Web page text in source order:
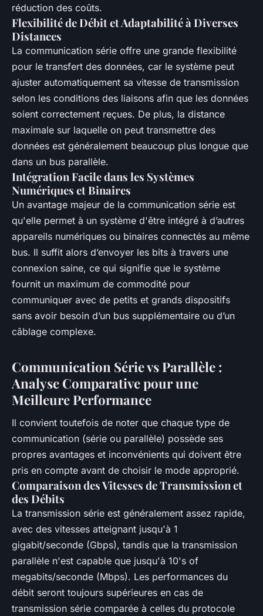
réduction des coûts.
Flexibilité de Débit et Adaptabilité à Diverses
Distances
La communication série offre une grande flexibilité
pour le transfert des données, car le système peut
ajuster automatiquement sa vitesse de transmission
selon les conditions des liaisons afin que les données
soient correctement reçues. De plus, la distance
maximale sur laquelle on peut transmettre des
données est généralement beaucoup plus longue que
dans un bus parallèle.
Intégration Facile dans les Systèmes
Numériques et Binaires
Un avantage majeur de la communication série est
qu'elle permet à un système d'être intégré à d’autres
appareils numériques ou binaires connectés au même
bus. Il suffit alors d’envoyer les bits à travers une
connexion saine, ce qui signifie que le système
fournit un maximum de commodité pour
communiquer avec de petits et grands dispositifs
sans avoir besoin d’un bus supplémentaire ou d’un
câblage complexe.
Communication Série vs Parallèle :
Analyse Comparative pour une
Meilleure Performance
Il convient toutefois de noter que chaque type de
communication (série ou parallèle) possède ses
propres avantages et inconvénients qui doivent être
pris en compte avant de choisir le mode approprié.
Comparaison des Vitesses de Transmission et
des Débits
La transmission série est généralement assez rapide,
avec des vitesses atteignant jusqu'à 1
gigabit/seconde (Gbps), tandis que la transmission
parallèle n'est capable que jusqu'à 10's of
megabits/seconde (Mbps). Les performances du
débit seront toujours supérieures en cas de
transmission série comparée à celles du protocole